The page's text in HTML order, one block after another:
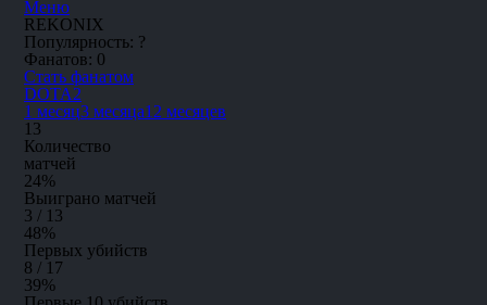
Меню
REKONIX
Популярность: ?
Фанатов: 0
Стать фанатом
DOTA2
1 месяц3 месяца12 месяцев
13
Количество
матчей
24%
Выиграно матчей
3 / 13
48%
Первых убийств
8 / 17
39%